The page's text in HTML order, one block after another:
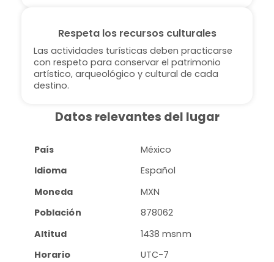
Respeta los recursos culturales
Las actividades turísticas deben practicarse
con respeto para conservar el patrimonio
artístico, arqueológico y cultural de cada
destino.
Datos relevantes del lugar
País
México
Idioma
Español
Moneda
MXN
Población
878062
Altitud
1438 msnm
Horario
UTC-7